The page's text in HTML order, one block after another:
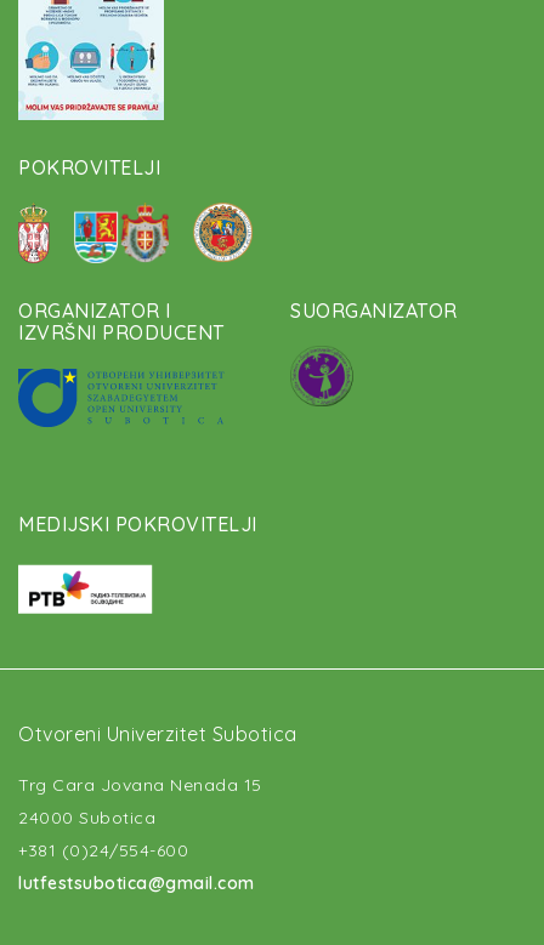
POKROVITELJI
ORGANIZATOR I
IZVRŠNI PRODUCENT
SUORGANIZATOR
MEDIJSKI POKROVITELJI
Otvoreni Univerzitet Subotica
Trg Cara Jovana Nenada 15
24000 Subotica
+381 (0)24/554-600
lutfestsubotica@gmail.com